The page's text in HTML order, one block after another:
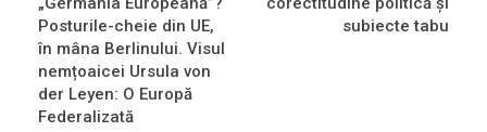
Posturile-cheie din UE,
în mâna Berlinului. Visul
nemțoaicei Ursula von
der Leyen: O Europă
Federalizată
subiecte tabu